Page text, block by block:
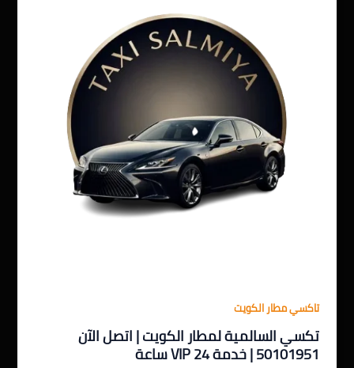
تاكسي مطار الكويت
تكسي السالمية لمطار الكويت | اتصل الآن
50101951 | خدمة VIP 24 ساعة